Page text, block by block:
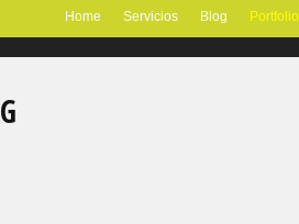
Home Servicios Blog Portfolio